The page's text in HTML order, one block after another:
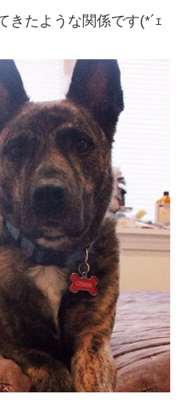
きたような関係です(*´ｪ